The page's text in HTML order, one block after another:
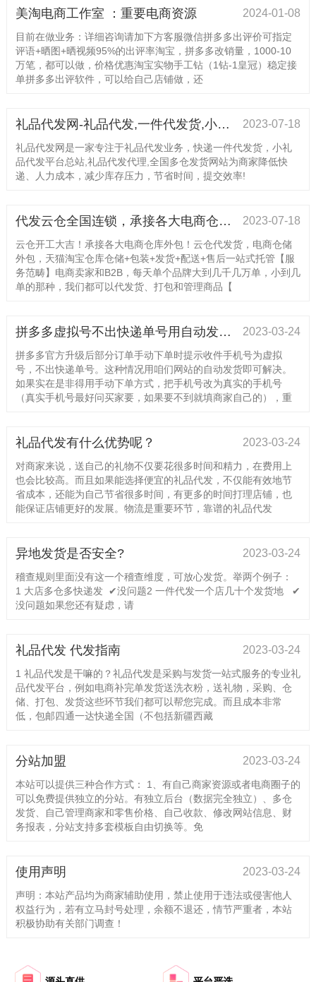
美淘电商工作室 ：重要电商资源 2024-01-08
目前在做业务：详细咨询请加下方客服微信拼多多出评价可指定
评语+晒图+晒视频95%的出评率淘宝，拼多多改销量，1000-10
万笔，都可以做，价格优惠淘宝实物手工钻（1钻-1皇冠）稳定接
单拼多多出评软件，可以给自己店铺做，还
礼品代发网-礼品代发,一件代发货,小礼品代发平台 2023-07-18
礼品代发网是一家专注于礼品代发业务，快递一件代发货，小礼
品代发平台总站,礼品代发代理,全国多仓发货网站为商家降低快
递、人力成本，减少库存压力，节省时间，提交效率!
代发云仓全国连锁，承接各大电商仓库外包！为您省时省力省心省钱，价格美丽，欢迎带量咨询！ 2023-07-18
云仓开工大吉！承接各大电商仓库外包！云仓代发货，电商仓储
外包，天猫淘宝仓库仓储+包装+发货+配送+售后一站式托管【服
务范畴】电商卖家和B2B，每天单个品牌大到几千几万单，小到几
单的那种，我们都可以代发货、打包和管理商品【
拼多多虚拟号不出快递单号用自动发货即可解决 2023-03-24
拼多多官方升级后部分订单手动下单时提示收件手机号为虚拟
号，不出快递单号。这种情况用咱们网站的自动发货即可解决。
如果实在是非得用手动下单方式，把手机号改为真实的手机号
（真实手机号最好问买家要，如果要不到就填商家自己的），重
礼品代发有什么优势呢？ 2023-03-24
对商家来说，送自己的礼物不仅要花很多时间和精力，在费用上
也会比较高。而且如果能选择便宜的礼品代发，不仅能有效地节
省成本，还能为自己节省很多时间，有更多的时间打理店铺，也
能保证店铺更好的发展。物流是重要环节，靠谱的礼品代发
异地发货是否安全? 2023-03-24
稽查规则里面没有这一个稽查维度，可放心发货。举两个例子：
1 大店多仓多快递发 ✔没问题2 一件代发一个店几十个发货地 ✔
没问题如果您还有疑虑，请
礼品代发 代发指南 2023-03-24
1 礼品代发是干嘛的？礼品代发是采购与发货一站式服务的专业礼
品代发平台，例如电商补完单发货送洗衣粉，送礼物，采购、仓
储、打包、发货这些环节我们都可以帮您完成。而且成本非常
低，包邮四通一达快递全国（不包括新疆西藏
分站加盟 2023-03-24
本站可以提供三种合作方式： 1、有自己商家资源或者电商圈子的
可以免费提供独立的分站。有独立后台（数据完全独立）、多仓
发货、自己管理商家和零售价格、自己收款、修改网站信息、财
务报表，分站支持多套模板自由切换等。免
使用声明 2023-03-24
声明：本站产品均为商家辅助使用，禁止使用于违法或侵害他人
权益行为，若有立马封号处理，余额不退还，情节严重者，本站
积极协助有关部门调查！